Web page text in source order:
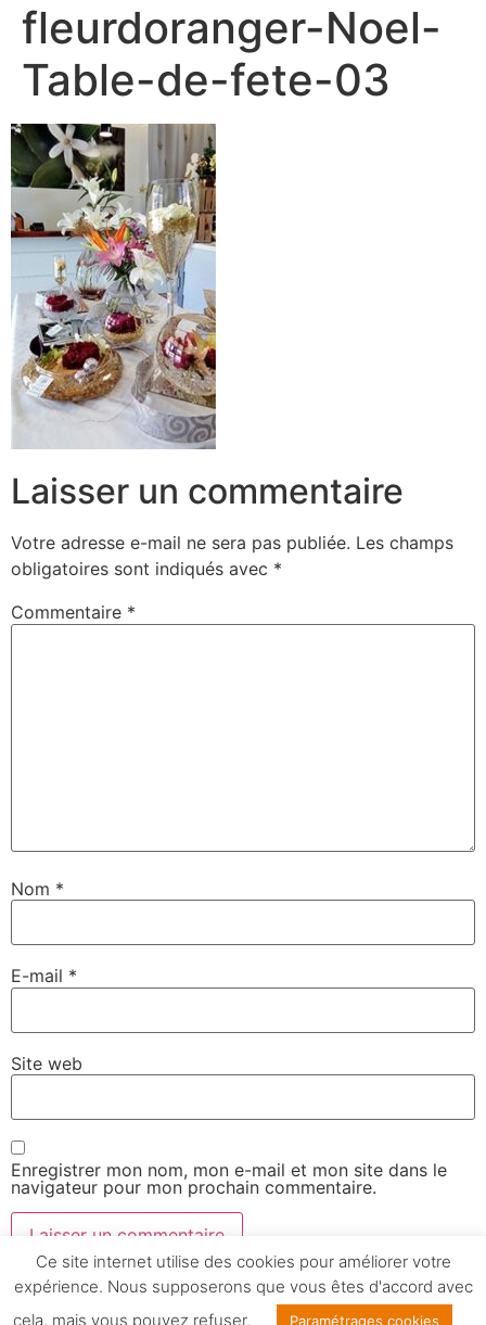
fleurdoranger-Noel-
Table-de-fete-03
Laisser un commentaire
Votre adresse e-mail ne sera pas publiée. Les champs
obligatoires sont indiqués avec *
Commentaire *
Nom *
E-mail *
Site web
Enregistrer mon nom, mon e-mail et mon site dans le
navigateur pour mon prochain commentaire.
Mentions légales
Ce site internet utilise des cookies pour améliorer votre
expérience. Nous supposerons que vous êtes d'accord avec
cela, mais vous pouvez refuser.
Paramétrages cookies